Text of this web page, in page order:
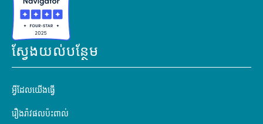
ស្វែងយល់បន្ថែម
អ្វីដែលយើងធ្វើ
រឿងរ៉ាវផលប៉ះពាល់